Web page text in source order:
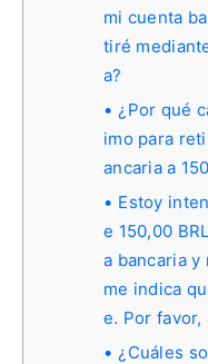
mi cuenta
tiré
a?
¿Por qué
imo para
ancaria a
Estoy
e 150,00
a bancaria y
me indica
e. Por favor,
¿Cuáles